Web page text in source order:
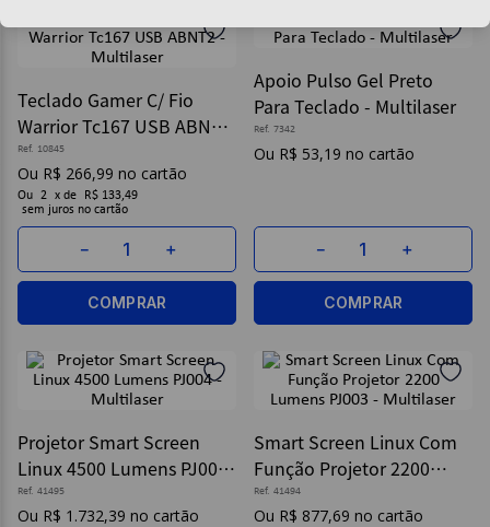
Teclado Gamer C/ Fio
Warrior Tc167 USB ABNT2
- Multilaser
Ref. 10845
R$ 266,99
Ou 2 x de
R$ 133,49
sem juros
＋
－
COMPRAR
Apoio Pulso Gel Preto
Para Teclado - Multilaser
Ref. 7342
R$ 53,19
＋
－
COMPRAR
Projetor Smart Screen
Linux 4500 Lumens PJ004
- Multilaser
Ref. 41495
R$ 1 .732,39
Smart Screen Linux Com
Função Projetor 2200
Lumens PJ003 - Multilaser
Ref. 41494
R$ 877,69
fita
8º
papel higienico
9º
post it
10º caderno